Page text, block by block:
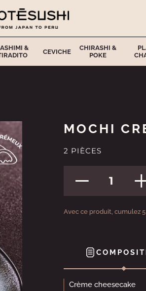
&
CEVICHE
CHIRASHI &
POKE
MOCHI
2 PIÈCES
1
Avec ce produit, cumulez
Crème cheesecake